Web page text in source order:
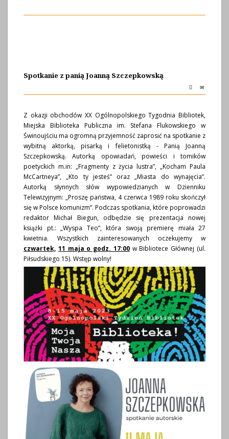
Spotkanie z panią Joanną Szczepkowską
Z okazji obchodów XX Ogólnopolskiego Tygodnia Bibliotek,
Miejska Biblioteka Publiczna im. Stefana Flukowskiego w
Świnoujściu ma ogromną przyjemność zaprosić na spotkanie z
wybitną aktorką, pisarką i felietonistką - Panią Joanną
Szczepkowską. Autorką opowiadań, powieści i tomików
poetyckich m.in: „Fragmenty z życia lustra”, „Kocham Paula
McCartneya”, „Kto ty jesteś” oraz „Miasta do wynajęcia”.
Autorką słynnych słów wypowiedzianych w Dzienniku
Telewizyjnym: „Proszę państwa, 4 czerwca 1989 roku skończył
się w Polsce komunizm”. Podczas spotkania, które poprowadzi
redaktor Michał Biegun, odbędzie się prezentacja nowej
książki pt.: „Wyspa Teo”, która swoją premierę miała 27
kwietnia. Wszystkich zainteresowanych oczekujemy w
czwartek, 11 maja o godz. 17:00w Bibliotece Głównej (ul.
Piłsudskiego 15). Wstęp wolny!